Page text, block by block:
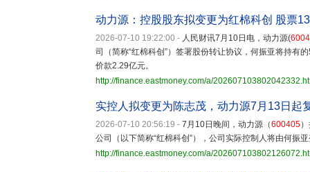
动力源：控股股东拟变更为红棉科创 股票
2026-07-10 19:22:00 - 人民财讯7月10日电，动力源(
司（简称“红棉科创”）签署股份转让协议，何振亚将持有
价款2.29亿元。
http://finance.eastmoney.com/a/
实控人拟变更为陈志茂，动力源7月13日起
2026-07-10 20:56:19 - 7月10日晚间，动力源（600405
公司（以下简称“红棉科创”），公司实际控制人将由何振
http://finance.eastmoney.com/a/